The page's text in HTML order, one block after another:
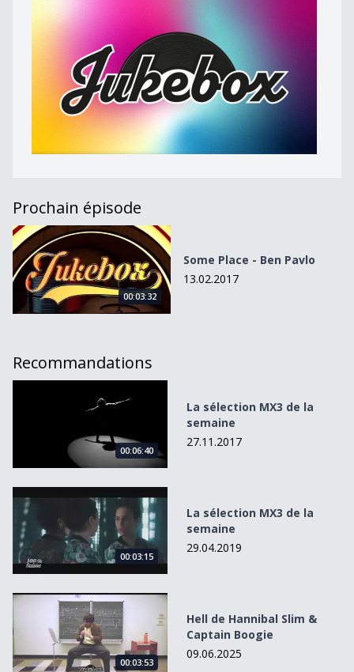
Prochain épisode
Some Place - Ben Pavlo
00:03:32
Some Place - Ben Pavlo
13.02.2017
Recommandations
00:06:40
La sélection MX3 de la
semaine
27.11.2017
La sélection MX3 de la semaine
00:03:15
La sélection MX3 de la
semaine
29.04.2019
Hell de Hannibal Slim &amp; Captain Boogie
00:03:53
Hell de Hannibal Slim &
Captain Boogie
09.06.2025